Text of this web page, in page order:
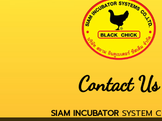
Contact Us
SIAM INCUBATOR SYSTEM